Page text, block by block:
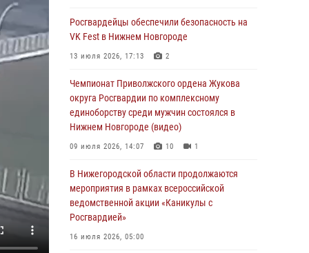
В Нижегородской области продолжаются
мероприятия в рамках всероссийской
ведомственной акции «Каникулы с
16 июля 2026, 05:00
Росгвардейцы обеспечили безопасность на
VK Fest в Нижнем Новгороде
13 июля 2026, 17:13 2
Нижегородские росгвардейцы за
прошедшую неделю выезжали более 750 раз
по сигналу «тревога»
13 июля 2026, 06:45
Росгвардейцы обеспечили безопасность на
VK Fest в Нижнем Новгороде
13 июля 2026, 17:13 2
Чемпионат Приволжского ордена Жукова
округа Росгвардии по комплексному
единоборству среди мужчин состоялся в
Нижнем Новгороде (видео)
09 июля 2026, 14:07 10 1
В Нижегородской области продолжаются
мероприятия в рамках всероссийской
ведомственной акции «Каникулы с
Росгвардией»
16 июля 2026, 05:00